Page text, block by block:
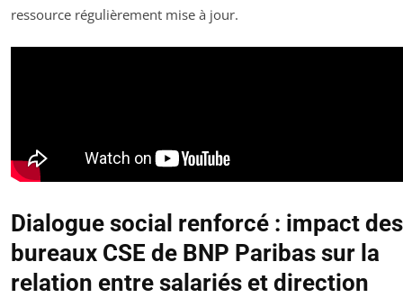
ressource régulièrement mise à jour.
Dialogue social renforcé : impact des
bureaux CSE de BNP Paribas sur la
relation entre salariés et direction